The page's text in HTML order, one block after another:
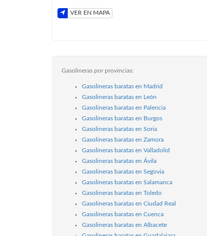
VER EN MAPA
Gasolineras por provincias:
Gasolineras baratas en Madrid
Gasolineras baratas en León
Gasolineras baratas en Palencia
Gasolineras baratas en Burgos
Gasolineras baratas en Soria
Gasolineras baratas en Zamora
Gasolineras baratas en Valladolid
Gasolineras baratas en Ávila
Gasolineras baratas en Segovia
Gasolineras baratas en Salamanca
Gasolineras baratas en Toledo
Gasolineras baratas en Ciudad Real
Gasolineras baratas en Cuenca
Gasolineras baratas en Albacete